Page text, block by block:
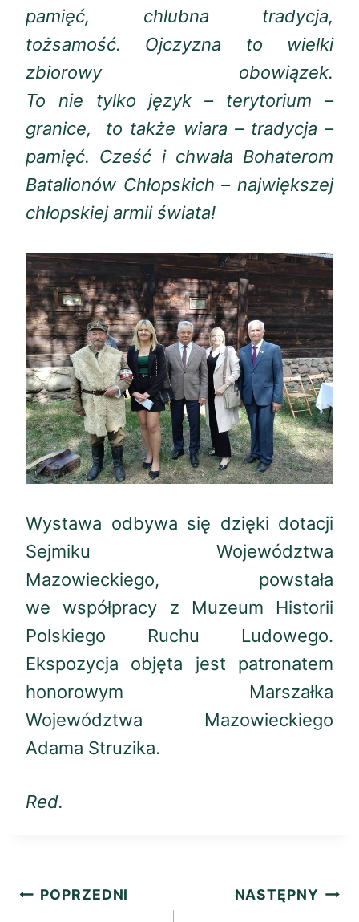
pamięć, chlubna tradycja,
tożsamość. Ojczyzna to wielki
zbiorowy obowiązek.
To nie tylko język – terytorium –
granice, to także wiara – tradycja –
pamięć. Cześć i chwała Bohaterom
Batalionów Chłopskich – największej
chłopskiej armii świata!
Wystawa odbywa się dzięki dotacji
Sejmiku Województwa
Mazowieckiego, powstała
we współpracy z Muzeum Historii
Polskiego Ruchu Ludowego.
Ekspozycja objęta jest patronatem
honorowym Marszałka
Województwa Mazowieckiego
Adama Struzika.
Red.
Nawigacja
POPRZEDNI NASTĘPNY